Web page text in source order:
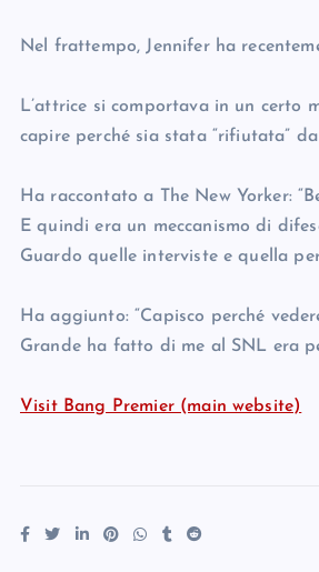
Nel frattempo, Jennifer ha
L’attrice si comportava in un certo
capire perché sia stata “rifiutata”
Ha raccontato a The New Yorker:
E quindi era un meccanismo di
Guardo quelle interviste e quella
Ha aggiunto: “Capisco perché
Grande ha fatto di me al SNL era
Visit Bang Premier (main website)